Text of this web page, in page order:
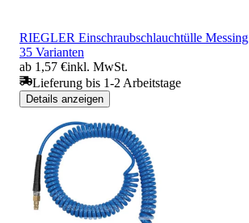
RIEGLER Einschraubschlauchtülle Messing
35 Varianten
ab 1,57 €inkl. MwSt.
Lieferung bis 1-2 Arbeitstage
Details anzeigen